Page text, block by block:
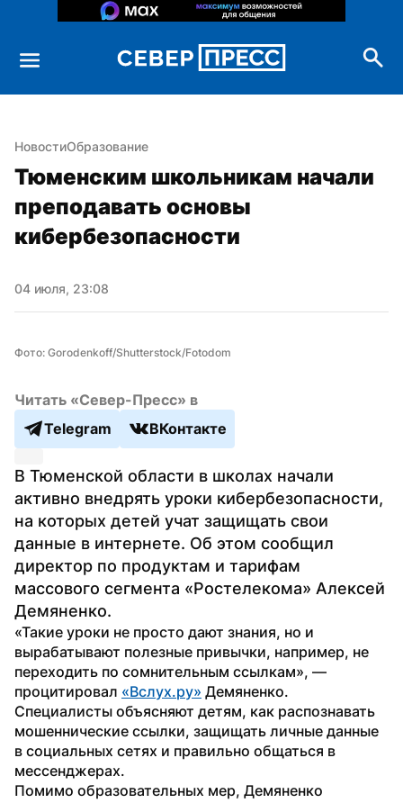
НовостиОбразование
Тюменским школьникам начали
преподавать основы
кибербезопасности
04 июля, 23:08
Фото: Gorodenkoff/Shutterstock/Fotodom
Читать «Север-Пресс» в
Telegram
ВКонтакте
В Тюменской области в школах начали
активно внедрять уроки кибербезопасности,
на которых детей учат защищать свои
данные в интернете. Об этом сообщил
директор по продуктам и тарифам
массового сегмента «Ростелекома» Алексей
Демяненко.
«Такие уроки не просто дают знания, но и
вырабатывают полезные привычки, например, не
переходить по сомнительным ссылкам», —
процитировал «Вслух.ру» Демяненко.
Специалисты объясняют детям, как распознавать
мошеннические ссылки, защищать личные данные
в социальных сетях и правильно общаться в
мессенджерах.
Помимо образовательных мер, Демяненко